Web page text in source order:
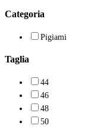
Categoria
Pigiami
Taglia
44
46
48
50